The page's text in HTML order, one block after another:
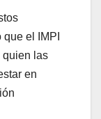
el IMPI
quien las
en